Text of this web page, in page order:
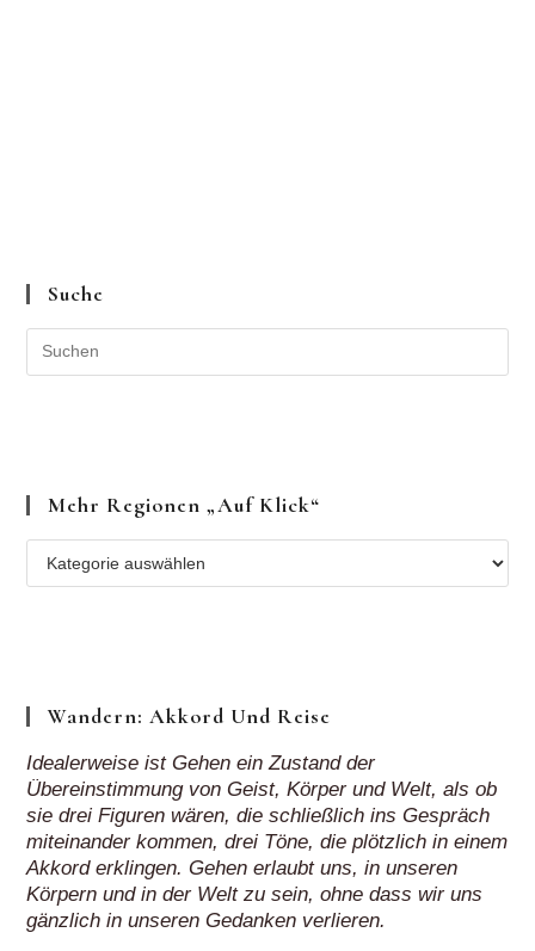
Suche
Mehr Regionen „auf Klick“
Regionen
Wandern: Akkord Und Reise
Idealerweise ist Gehen ein Zustand der
Übereinstimmung von Geist, Körper und Welt, als ob
sie drei Figuren wären, die schließlich ins Gespräch
miteinander kommen, drei Töne, die plötzlich in einem
Akkord erklingen. Gehen erlaubt uns, in unseren
Körpern und in der Welt zu sein, ohne dass wir uns
gänzlich in unseren Gedanken verlieren.